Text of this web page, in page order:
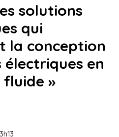
solutions
qui
la conception
électriques en
fluide »